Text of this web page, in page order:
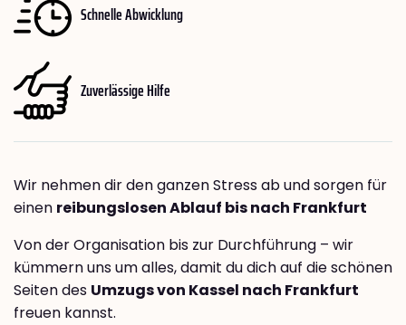
Schnelle Abwicklung
Zuverlässige Hilfe
Wir nehmen dir den ganzen Stress ab und sorgen für
einen reibungslosen Ablauf bis nach Frankfurt
Von der Organisation bis zur Durchführung – wir
kümmern uns um alles, damit du dich auf die schönen
Seiten des Umzugs von Kassel nach Frankfurt
freuen kannst.